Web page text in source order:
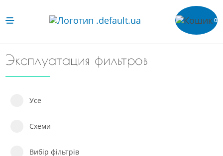
0
Эксплуатация фильтров
Усе
Схеми
Вибір фільтрів